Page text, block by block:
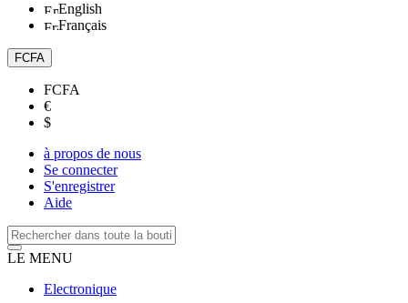
English
Français
FCFA
FCFA
€
$
à propos de nous
Se connecter
S'enregistrer
Aide
LE MENU
Electronique